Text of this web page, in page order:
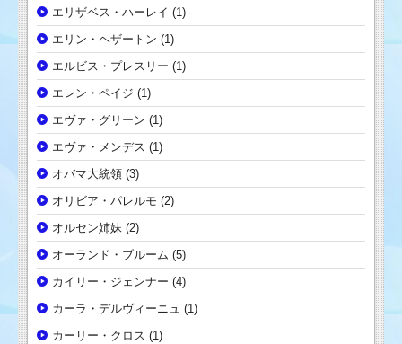
エリザベス・ハーレイ (1)
エリン・ヘザートン (1)
エルビス・プレスリー (1)
エレン・ペイジ (1)
エヴァ・グリーン (1)
エヴァ・メンデス (1)
オバマ大統領 (3)
オリビア・パレルモ (2)
オルセン姉妹 (2)
オーランド・ブルーム (5)
カイリー・ジェンナー (4)
カーラ・デルヴィーニュ (1)
カーリー・クロス (1)